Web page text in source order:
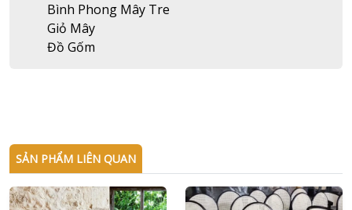
Bình Phong Mây Tre
Giỏ Mây
Đồ Gốm
SẢN PHẨM LIÊN QUAN